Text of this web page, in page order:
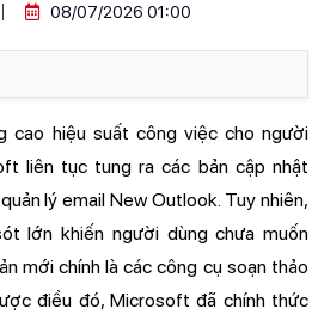
08/07/2026 01:00
cao hiệu suất công việc cho người
liên tục tung ra các bản cập nhật
lý email New Outlook. Tuy nhiên,
lớn khiến người dùng chưa muốn
mới chính là các công cụ soạn thảo
điều đó, Microsoft đã chính thức